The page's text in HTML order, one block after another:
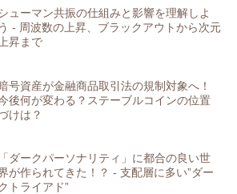
ューマン共振の仕組みと影響を理解しよ
う - 周波数の上昇、ブラックアウトから次元
上昇まで
号資産が金融商品取引法の規制対象へ！
後何が変わる？ステーブルコインの位置
けは？
「ダークパーソナリティ」に都合の良い世
が作られてきた！？ - 支配層に多い”ダー
トライアド”